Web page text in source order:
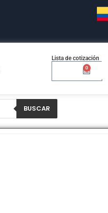
Lista de cotización
0
BUSCAR